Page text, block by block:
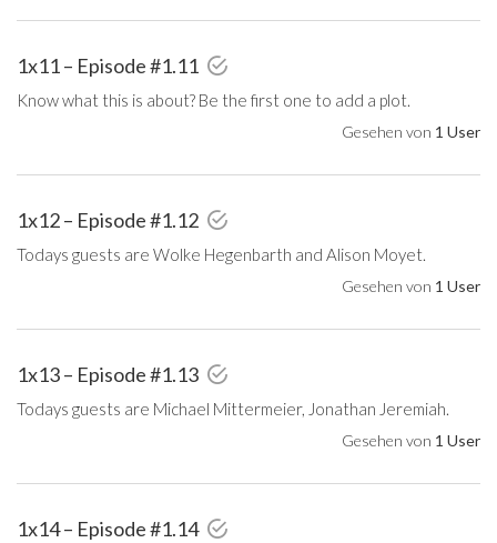
1x11 – Episode #1.11
Know what this is about? Be the first one to add a plot.
Gesehen von 1 User
1x12 – Episode #1.12
Todays guests are Wolke Hegenbarth and Alison Moyet.
Gesehen von 1 User
1x13 – Episode #1.13
Todays guests are Michael Mittermeier, Jonathan Jeremiah.
Gesehen von 1 User
1x14 – Episode #1.14